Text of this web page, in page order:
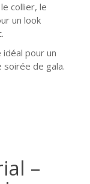
collier, le
un look
idéal pour un
soirée de gala.
–